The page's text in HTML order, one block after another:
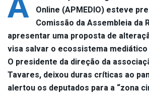
Online (APMEDIO) esteve
Comissão da Assembleia da
apresentar uma proposta de
visa salvar o ecossistema
O presidente da direção da
Tavares, deixou duras críticas ao
alertou os deputados para a “zona